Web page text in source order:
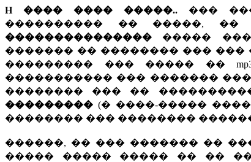
H ���� ���� �����.. ���
���������� �� �����, ��
��������������� �����
������� �� �������� ��� ���
��������� ��� ����� ��
����������� ��� �������
�������� ��� ��
��������� (� ����-�����
�������� ��� �������� �������
������, �� ��� ������� ��
����� ����� ����� �� ��